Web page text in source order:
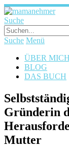
Suche
Suche Menü
ÜBER MICH
BLOG
DAS BUCH
Gründerin
Mutter